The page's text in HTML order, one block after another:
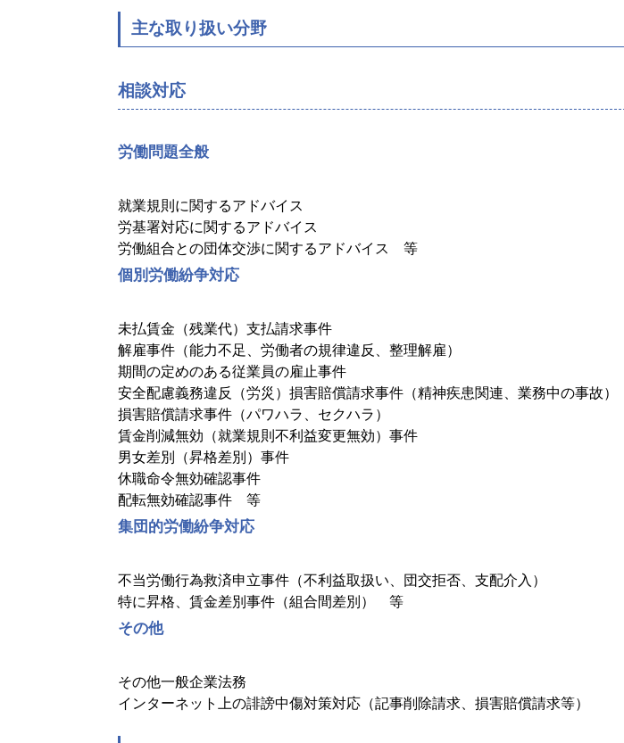
主な取り扱い分野
相談対応
労働問題全般
就業規則に関するアドバイス
労基署対応に関するアドバイス
労働組合との団体交渉に関するアドバイス 等
個別労働紛争対応
未払賃金（残業代）支払請求事件
解雇事件（能力不足、労働者の規律違反、整理解雇）
期間の定めのある従業員の雇止事件
安全配慮義務違反（労災）損害賠償請求事件（精神疾患関連、業務中の事故）
損害賠償請求事件（パワハラ、セクハラ）
賃金削減無効（就業規則不利益変更無効）事件
男女差別（昇格差別）事件
休職命令無効確認事件
配転無効確認事件 等
集団的労働紛争対応
不当労働行為救済申立事件（不利益取扱い、団交拒否、支配介入）
特に昇格、賃金差別事件（組合間差別） 等
その他
その他一般企業法務
インターネット上の誹謗中傷対策対応（記事削除請求、損害賠償請求等）